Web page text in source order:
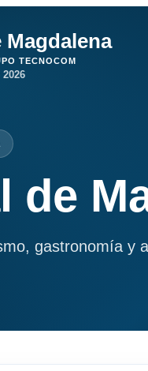
Magdalena
TECNOCOM
de
gastronomía y